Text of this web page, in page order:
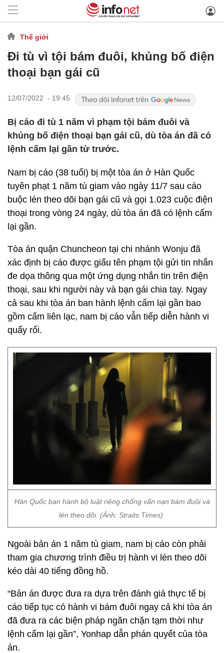
Thế giới
Đi tù vì tội bám đuôi, khủng bố điện
thoại bạn gái cũ
12/07/2022 - 19:45
Bị cáo đi tù 1 năm vì phạm tội bám đuôi và
khủng bố điện thoại bạn gái cũ, dù tòa án đã có
lệnh cấm lại gần từ trước.
Nam bị cáo (38 tuổi) bị một tòa án ở Hàn Quốc
tuyên phạt 1 năm tù giam vào ngày 11/7 sau cáo
buộc lén theo dõi bạn gái cũ và gọi 1.023 cuộc điện
thoại trong vòng 24 ngày, dù tòa án đã có lệnh cấm
lại gần.
Tòa án quận Chuncheon tại chi nhánh Wonju đã
xác định bị cáo được giấu tên phạm tội gửi tin nhắn
đe dọa thông qua một ứng dụng nhắn tin trên điện
thoại, sau khi người này và bạn gái chia tay. Ngay
cả sau khi tòa án ban hành lệnh cấm lại gần bao
gồm cấm liên lạc, nam bị cáo vẫn tiếp diễn hành vi
quấy rối.
Hàn Quốc ban hành bộ luật riêng chống vấn nạn bám đuôi và
lén theo dõi. (Ảnh: Straits Times)
Ngoài bản án 1 năm tù giam, nam bị cáo còn phải
tham gia chương trình điều trị hành vi lén theo dõi
kéo dài 40 tiếng đồng hồ.
“Bản án được đưa ra dựa trên đánh giá thực tế bị
cáo tiếp tục có hành vi bám đuôi ngay cả khi tòa án
đã đưa ra các biện pháp ngăn chặn tạm thời như
lệnh cấm lại gần”, Yonhap dẫn phán quyết của tòa
án.